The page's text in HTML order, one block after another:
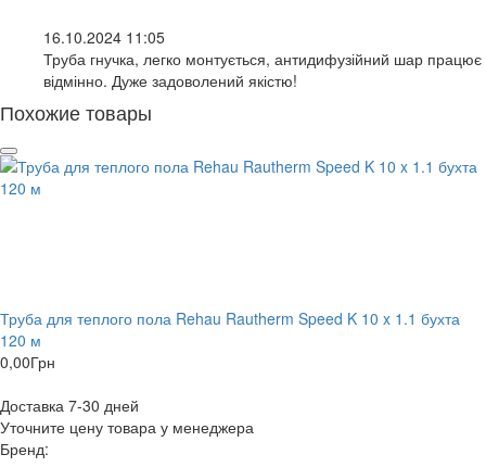
16.10.2024 11:05
Труба гнучка, легко монтується, антидифузійний шар працює
відмінно. Дуже задоволений якістю!
Похожие товары
Труба для теплого пола Rehau Rautherm Speed K 10 x 1.1 бухта
120 м
0,00Грн
Доставка 7-30 дней
Уточните цену товара у менеджера
Бренд: